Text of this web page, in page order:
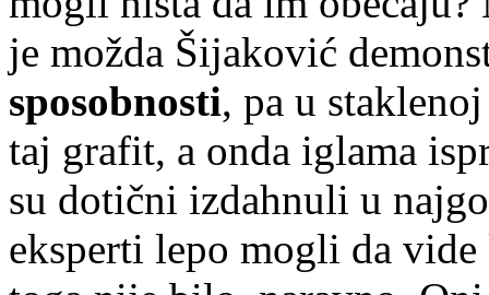
je možda Šijaković
sposobnosti, pa u
taj grafit, a onda iglama
su dotični izdahnuli u
eksperti lepo mogli da